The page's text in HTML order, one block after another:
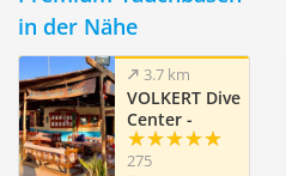
in der Nähe
3.7 km
VOLKERT Dive
Center -
Safaga
Ägypten
275